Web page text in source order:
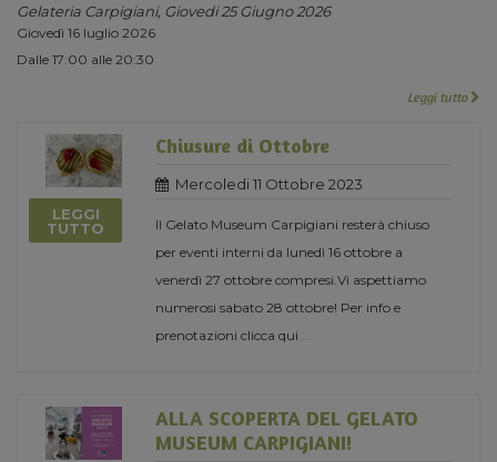
Gelateria Carpigiani, Giovedi 25 Giugno 2026
Giovedì 16 luglio 2026
Dalle 17:00 alle 20:30
Leggi tutto
LEGGI
TUTTO
Chiusure di Ottobre
Mercoledi 11 Ottobre 2023
Il Gelato Museum Carpigiani resterà chiuso
per eventi interni da lunedì 16 ottobre a
venerdì 27 ottobre compresi.Vi aspettiamo
numerosi sabato 28 ottobre! Per info e
prenotazioni clicca qui
ALLA SCOPERTA DEL GELATO
MUSEUM CARPIGIANI!